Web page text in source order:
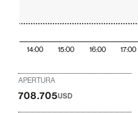
14:00 15:00 16:00 17:00
APERTURA
708.705USD